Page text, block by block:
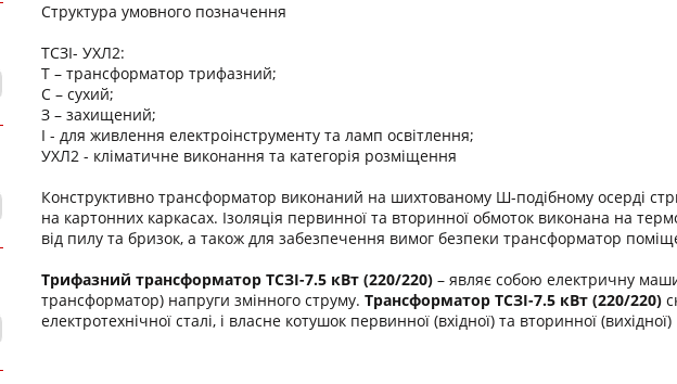
Структура умовного позначення
ТСЗІ- УХЛ2:
Т – трансформатор трифазний;
С – сухий;
З – захищений;
І - для живлення електроінструменту та ламп освітлення;
УХЛ2 - кліматичне виконання та категорія розміщення
Конструктивно трансформатор виконаний на шихтованому Ш-подібному осерді
на картонних каркасах. Ізоляція первинної та вторинної обмоток виконана на
від пилу та бризок, а також для забезпечення вимог безпеки трансформатор
Трифазний трансформатор ТСЗІ-7.5 кВт (220/220) – являє собою електричну
трансформатор) напруги змінного струму. Трансформатор ТСЗІ-7.5 кВт (220/220)
електротехнічної сталі, і власне котушок первинної (вхідної) та вторинної